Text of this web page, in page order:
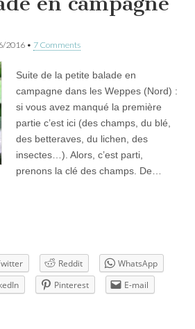
2016 • 7 Comments
Suite de la petite balade en
campagne dans les Weppes (Nord) :
si vous avez manqué la première
partie c’est ici (des champs, du blé,
des betteraves, du lichen, des
insectes…). Alors, c’est parti,
prenons la clé des champs. De…
Reddit
WhatsApp
Pinterest
E-mail